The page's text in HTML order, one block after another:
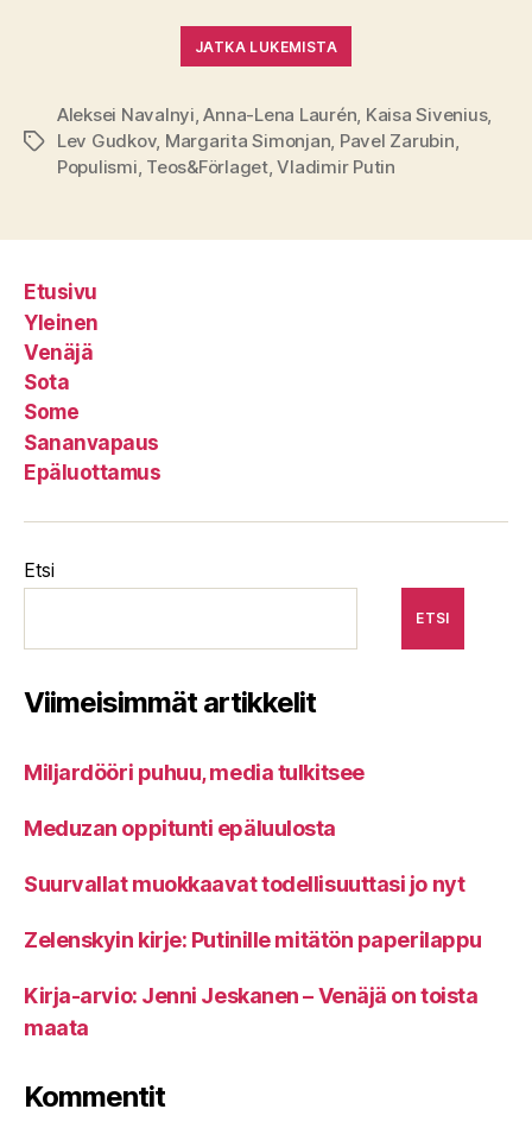
JATKA LUKEMISTA
Avainsanat
Aleksei Navalnyi,Anna-Lena Laurén, Kaisa Sivenius,
Lev Gudkov, Margarita Simonjan, Pavel Zarubin,
Populismi, Teos&Förlaget,Vladimir Putin
Etusivu
Yleinen
Venäjä
Sota
Some
Sananvapaus
Epäluottamus
Etsi
ETSI
Viimeisimmät artikkelit
Miljardööri puhuu, media tulkitsee
Meduzan oppitunti epäluulosta
Suurvallat muokkaavat todellisuuttasi jo nyt
Zelenskyin kirje: Putinille mitätön paperilappu
Kirja-arvio: Jenni Jeskanen – Venäjä on toista
maata
Kommentit